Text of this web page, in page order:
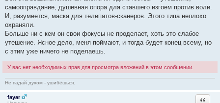
самооправдание, душевная опора для ставшего изгоем против воли.
И, разумеется, маска для телепатов-сканеров. Этого типа неплохо
охраняли.
Больше ни с кем он свои фокусы не проделает, хоть это слабое
утешение. Ясное дело, меня поймают, и тогда будет конец всему, но
с этим уже ничего не поделаешь.
У вас нет необходимых прав для просмотра вложений в этом сообщении.
Не падай духом - ушибёшься.
fayar